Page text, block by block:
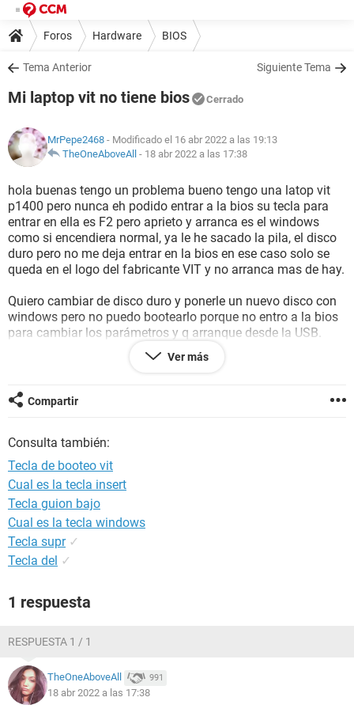
Foros Hardware BIOS
Tema Anterior Siguiente Tema
Mi laptop vit no tiene bios Cerrado
MrPepe2468 - Modificado el 16 abr 2022 a las 19:13
TheOneAboveAll - 18 abr 2022 a las 17:38
hola buenas tengo un problema bueno tengo una latop vit
p1400 pero nunca eh podido entrar a la bios su tecla para
entrar en ella es F2 pero aprieto y arranca es el windows
como si encendiera normal, ya le he sacado la pila, el disco
duro pero no me deja entrar en la bios en ese caso solo se
queda en el logo del fabricante VIT y no arranca mas de hay.
Quiero cambiar de disco duro y ponerle un nuevo disco con
windows pero no puedo bootearlo porque no entro a la bios
para cambiar los parámetros y q arranque desde la USB.
Si alguien sabe como arreglarlo o sabe como ponerle la bios
Ver más
Compartir
Consulta también:
Tecla de booteo vit
Cual es la tecla insert
Tecla guion bajo
Cual es la tecla windows
Tecla supr ✓
Tecla del ✓
1 respuesta
RESPUESTA 1 / 1
TheOneAboveAll 991
18 abr 2022 a las 17:38